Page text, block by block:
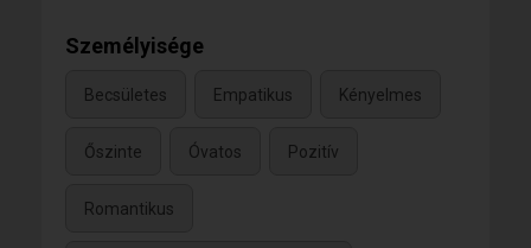
Személyisége
Becsületes Empatikus Kényelmes
Őszinte Óvatos Pozitív
Romantikus